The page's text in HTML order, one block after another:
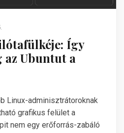
Így
az Ubuntut a
Linux-adminisztrátoroknak
grafikus felület a
nem egy erőforrás-zabáló